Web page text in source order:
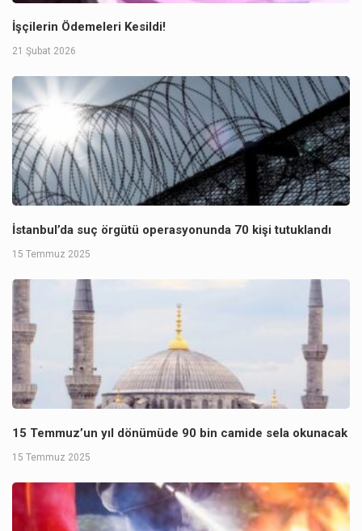
İşçilerin Ödemeleri Kesildi!
21 Şubat 2026
İstanbul’da suç örgütü operasyonunda 70 kişi tutuklandı
15 Temmuz 2025
15 Temmuz’un yıl dönümüde 90 bin camide sela okunacak
15 Temmuz 2025